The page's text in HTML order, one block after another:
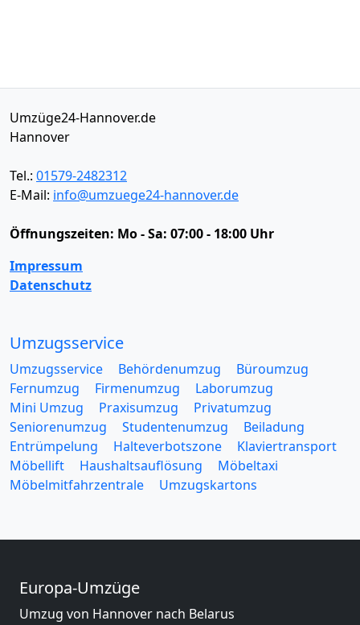
Umzüge24-Hannover.de
Hannover
Tel.: 01579-2482312
E-Mail: info@umzuege24-hannover.de
Öffnungszeiten: Mo - Sa: 07:00 - 18:00 Uhr
Impressum
Datenschutz
Umzugsservice
Umzugsservice Behördenumzug
Büroumzug
Fernumzug
Firmenumzug
Laborumzug
Mini Umzug
Praxisumzug
Privatumzug
Seniorenumzug
Studentenumzug
Beiladung
Entrümpelung
Halteverbotszone
Klaviertransport
Möbellift
Haushaltsauflösung
Möbeltaxi
Möbelmitfahrzentrale
Umzugskartons
Europa-Umzüge
Umzug von Hannover nach Belarus